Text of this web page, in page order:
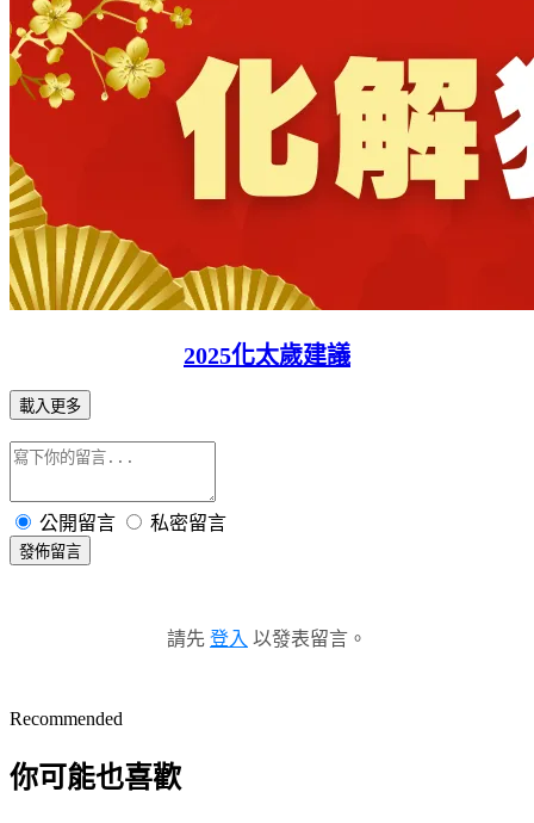
2025化太歲建議
載入更多
公開留言 私密留言
發佈留言
請先 登入 以發表留言。
Recommended
你可能也喜歡